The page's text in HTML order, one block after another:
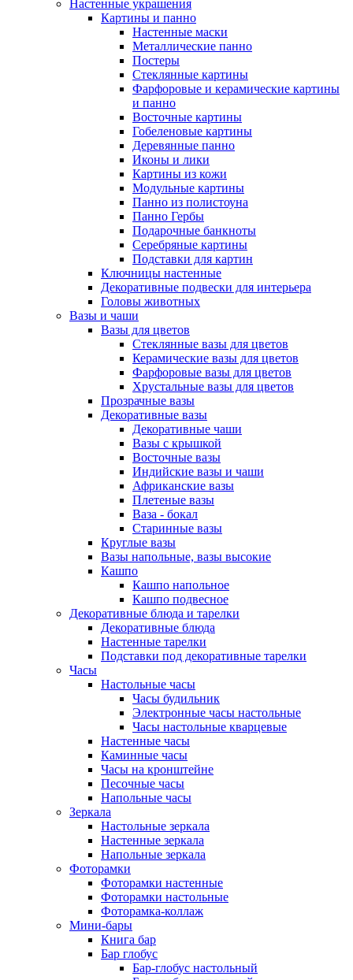
Настенные украшения
Картины и панно
Настенные маски
Металлические панно
Постеры
Стеклянные картины
Фарфоровые и керамические картины
и панно
Восточные картины
Гобеленовые картины
Деревянные панно
Иконы и лики
Картины из кожи
Модульные картины
Панно из полистоуна
Панно Гербы
Подарочные банкноты
Серебряные картины
Подставки для картин
Ключницы настенные
Декоративные подвески для интерьера
Головы животных
Вазы и чаши
Вазы для цветов
Стеклянные вазы для цветов
Керамические вазы для цветов
Фарфоровые вазы для цветов
Хрустальные вазы для цветов
Прозрачные вазы
Декоративные вазы
Декоративные чаши
Вазы с крышкой
Восточные вазы
Индийские вазы и чаши
Африканские вазы
Плетеные вазы
Ваза - бокал
Старинные вазы
Круглые вазы
Вазы напольные, вазы высокие
Кашпо
Кашпо напольное
Кашпо подвесное
Декоративные блюда и тарелки
Декоративные блюда
Настенные тарелки
Подставки под декоративные тарелки
Часы
Настольные часы
Часы будильник
Электронные часы настольные
Часы настольные кварцевые
Настенные часы
Каминные часы
Часы на кронштейне
Песочные часы
Напольные часы
Зеркала
Настольные зеркала
Настенные зеркала
Напольные зеркала
Фоторамки
Фоторамки настенные
Фоторамки настольные
Фоторамка-коллаж
Мини-бары
Книга бар
Бар глобус
Бар-глобус настольный